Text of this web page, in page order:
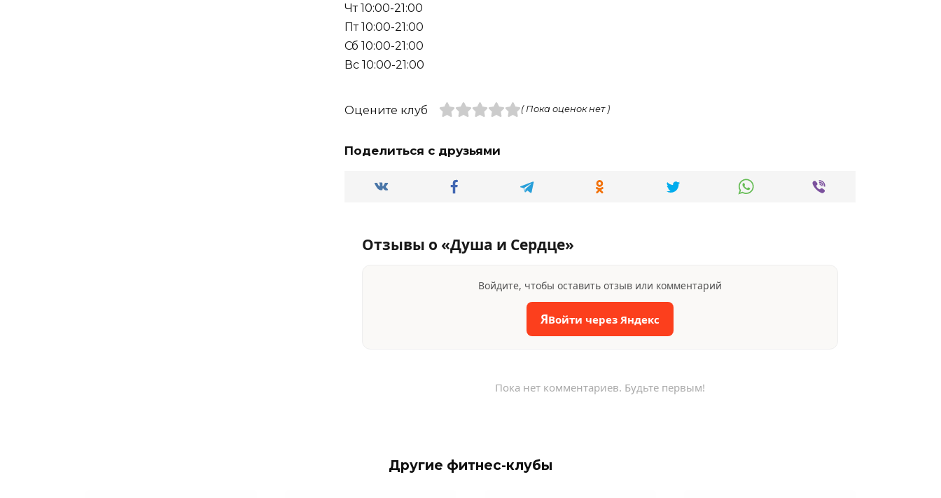
Чт 10:00-21:00
Пт 10:00-21:00
Сб 10:00-21:00
Вс 10:00-21:00
Оцените клуб ( Пока оценок нет )
Поделиться с друзьями
Отзывы о «Душа и Сердце»
Войдите, чтобы оставить отзыв или комментарий
ЯВойти через Яндекс
Пока нет комментариев. Будьте первым!
Другие фитнес-клубы